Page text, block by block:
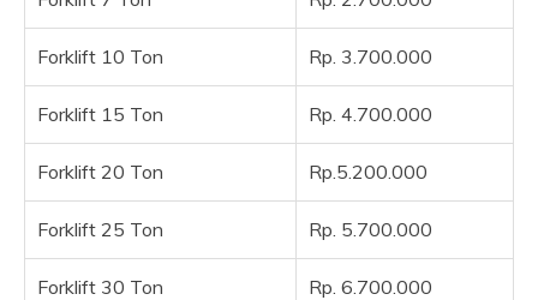
Forklift 10 Ton Rp. 3.700.000
Forklift 15 Ton Rp. 4.700.000
Forklift 20 Ton Rp.5.200.000
Forklift 25 Ton Rp. 5.700.000
Forklift 30 Ton Rp. 6.700.000